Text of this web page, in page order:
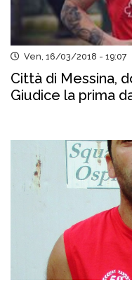
Ven, 16/03/2018 - 19:07
Città di Messina,
Giudice la prima